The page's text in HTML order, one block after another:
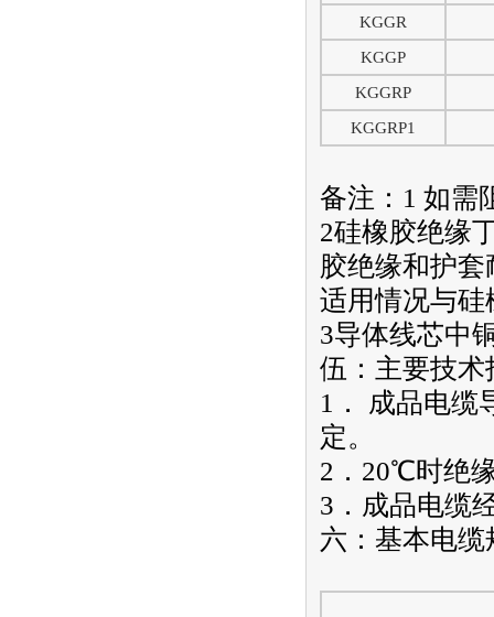
KGGR
KGGP
KGGRP
KGGRP1
备注：1 如需
2硅橡胶绝缘
胶绝缘和护
适用情况与
3导体线芯中
伍：主要技术
1． 成品电缆
定。
2．20℃时绝
3．成品电缆
六：基本电